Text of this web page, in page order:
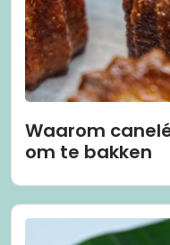
Waarom
om te bakken